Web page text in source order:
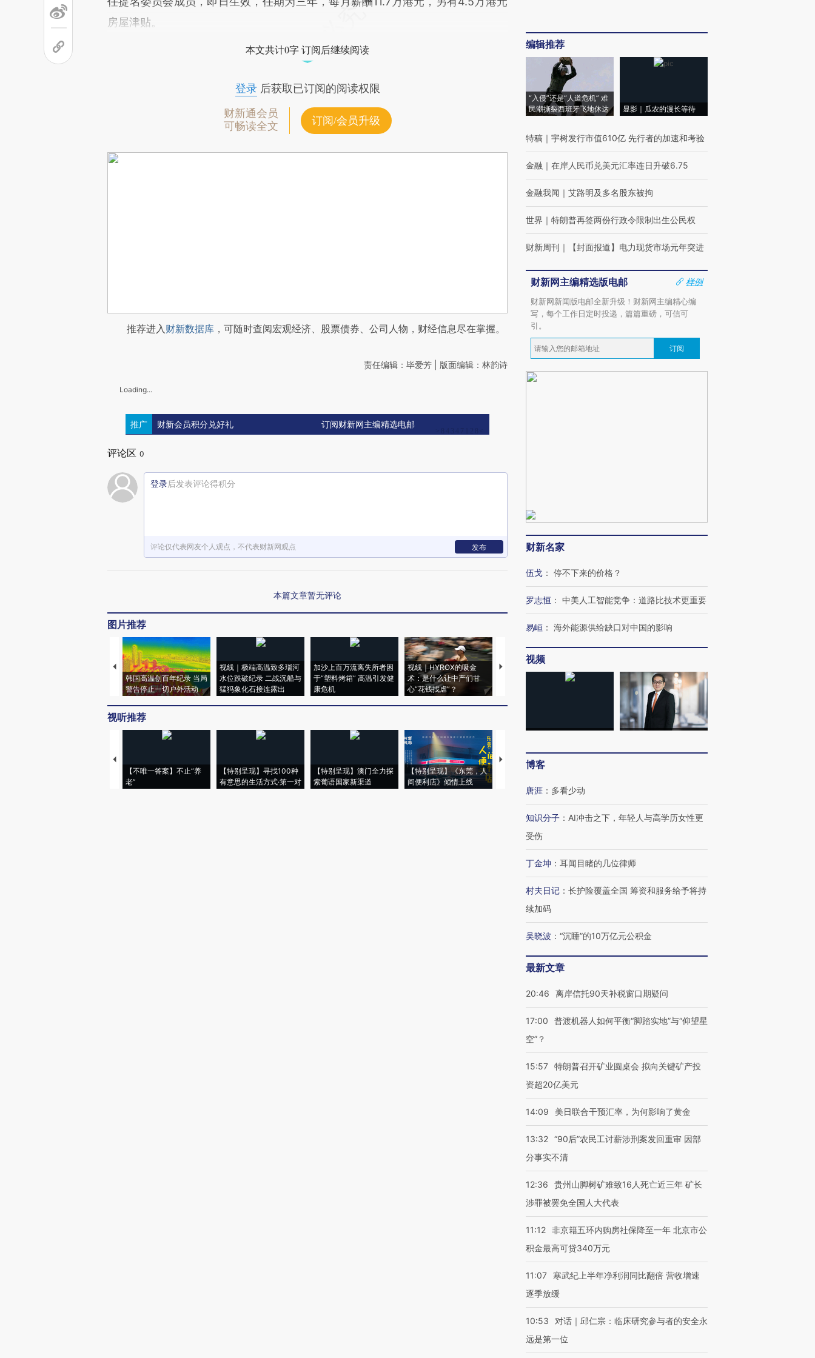
房屋津贴。
本文共计0字 订阅后继续阅读
登录后获取已订阅的阅读权限
财新通会员
可畅读全文
订阅/会员升级
推荐进入财新数据库 ，可随时查阅宏观经济、股票债券、公司人物，财经信息尽在掌握。
责任编辑：毕爱芳 | 版面编辑：林韵诗
Loading...
推广 财新会员积分兑好礼 订阅财新网主编精选电邮
评论区 0
登录后发表评论得积分
评论仅代表网友个人观点，不代表财新网观点 发布
本篇文章暂无评论
图片推荐
韩国高温创百年纪录 当局
警告停止一切户外活动
视线｜极端高温致多瑙河
水位跌破纪录 二战沉船与
猛犸象化石接连露出
加沙上百万流离失所者困
于“塑料烤箱” 高温引发健
康危机
视线｜HYROX的吸金
术：是什么让中产们甘
心“花钱找虐”？
马航飞行员跨国走私7万
粒摇头丸 尿检体内含3种
度Z世代 用街头抗争将教
育部长拱下台
机”？难民潮撕裂西班牙
飞地休达
视听推荐
【不唯一答案】不止“养
老”
【特别呈现】寻找100种
有意思的生活方式·第一对
【特别呈现】澳门全力探
索葡语国家新渠道
【特别呈现】《东莞，人
间便利店》倾情上线
【推广】走进第四届链博
会，让数智科技“链”接产
编辑推荐
“入侵”还是“人道危机” 难
民潮撕裂西班牙飞地休达
显影｜瓜农的漫长等待
特稿 ｜ 宇树发行市值610亿 先行者的加速和考验
金融 ｜ 在岸人民币兑美元汇率连日升破6.75
金融我闻 ｜ 艾路明及多名股东被拘
世界 ｜ 特朗普再签两份行政令限制出生公民权
财新周刊 ｜ 【封面报道】电力现货市场元年突进
财新网主编精选版电邮
样例
财新网新闻版电邮全新升级！财新网主编精心编
写，每个工作日定时投递，篇篇重磅，可信可
引。
订阅
财新名家
伍戈 ： 停不下来的价格？
罗志恒 ： 中美人工智能竞争：道路比技术更重要
易峘 ： 海外能源供给缺口对中国的影响
视频
博客
唐涯 ： 多看少动
知识分子 ： AI冲击之下，年轻人与高学历女性更
受伤
丁金坤 ： 耳闻目睹的几位律师
村夫日记 ： 长护险覆盖全国 筹资和服务给予将持
续加码
吴晓波 ： “沉睡”的10万亿元公积金
最新文章
20:46 离岸信托90天补税窗口期疑问
17:00
普渡机器人如何平衡“脚踏实地”与“仰望星
空”？
15:57 特朗普召开矿业圆桌会 拟向关键矿产投
资超20亿美元
14:09 美日联合干预汇率，为何影响了黄金
13:32 “90后”农民工讨薪涉刑案发回重审 因部
分事实不清
12:36
贵州山脚树矿难致16人死亡近三年 矿长
涉罪被罢免全国人大代表
11:12 非京籍五环内购房社保降至一年 北京市公
积金最高可贷340万元
11:07
寒武纪上半年净利润同比翻倍 营收增速
逐季放缓
10:53
对话｜邱仁宗：临床研究参与者的安全永
远是第一位